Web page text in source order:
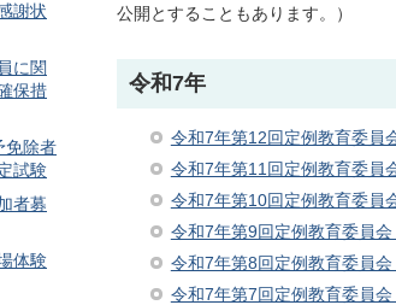
謝状
に関
保措
免除者
試験
者募
体験
公開とすることもあります。）
令和7年
令和7年第12回定例教育委員
令和7年第11回定例教育委員
令和7年第10回定例教育委員
令和7年第9回定例教育委員会
令和7年第8回定例教育委員会
令和7年第7回定例教育委員会